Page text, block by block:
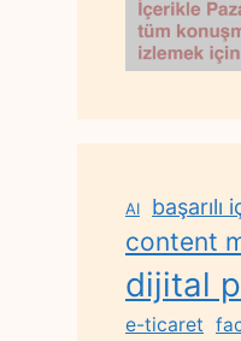
AI başarılı
content
dijital
e-ticaret